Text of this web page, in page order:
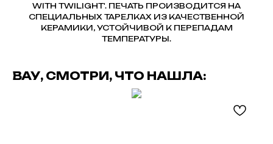
WITH TWILIGHT'. ПЕЧАТЬ ПРОИЗВОДИТСЯ НА
СПЕЦИАЛЬНЫХ ТАРЕЛКАХ ИЗ КАЧЕСТВЕННОЙ
КЕРАМИКИ, УСТОЙЧИВОЙ К ПЕРЕПАДАМ
ТЕМПЕРАТУРЫ.
ВАУ, СМОТРИ, ЧТО НАШЛА: